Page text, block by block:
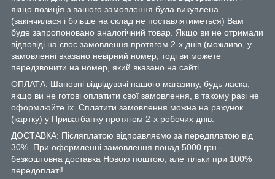
якщо позиція з вашого замовлення була викуплена
(закінчилася і більше на склад не поставлятиметься) Вам
буде запропоновано аналогічний товар. Якщо ви не отримали
відповіді на своє замовлення протягом 2-х днів (можливо, у
замовленні вказано невірний номер, тоді ви можете
передзвонити на номер, який вказано на сайті.
ОПЛАТА: Шановні відвідувачі нашого магазину, будь ласка,
якщо ви не готові оплатити свої замовлення, в такому разі не
оформлюйте їх. Сплатити замовлення можна на рахунок
(картку) у Приватбанку протягом 2-х робочих днів.
ДОСТАВКА: Післяплатою відправляємо за передплатою від
30%. При оформленні замовлення понад 5000 грн -
безкоштовна доставка Новою поштою, але тільки при 100%
передоплаті!